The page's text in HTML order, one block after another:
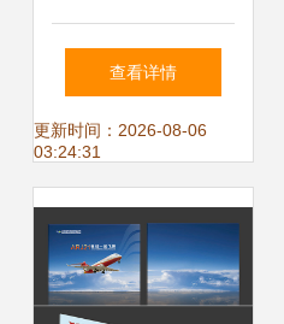
册设计 构建品牌核
心价值，赋能数字
农业新篇章
查看详情
更新时间：2026-08-06
03:24:31